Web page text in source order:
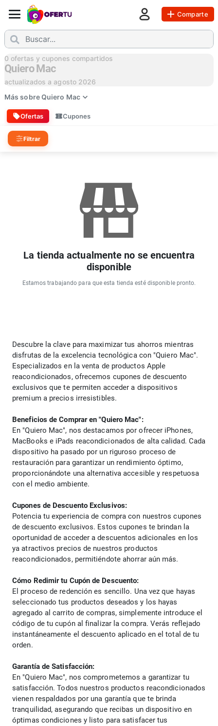
Comparte
0 ofertas y cupones compartidos
Quiero Mac
actualizados a agosto 2026
Más sobreQuiero Mac
Ofertas Cupones
Filtrar
La tienda actualmente no se encuentra
disponible
Estamos trabajando para que esta tienda esté disponible pronto.
Descubre la clave para maximizar tus ahorros mientras
disfrutas de la excelencia tecnológica con "Quiero Mac".
Especializados en la venta de productos Apple
reacondicionados, ofrecemos cupones de descuento
exclusivos que te permiten acceder a dispositivos
premium a precios irresistibles.
Beneficios de Comprar en "Quiero Mac":
En "Quiero Mac", nos destacamos por ofrecer iPhones,
MacBooks e iPads reacondicionados de alta calidad. Cada
dispositivo ha pasado por un riguroso proceso de
restauración para garantizar un rendimiento óptimo,
proporcionándote una alternativa accesible y respetuosa
con el medio ambiente.
Cupones de Descuento Exclusivos:
Potencia tu experiencia de compra con nuestros cupones
de descuento exclusivos. Estos cupones te brindan la
oportunidad de acceder a descuentos adicionales en los
ya atractivos precios de nuestros productos
reacondicionados, permitiéndote ahorrar aún más.
Cómo Redimir tu Cupón de Descuento:
El proceso de redención es sencillo. Una vez que hayas
seleccionado tus productos deseados y los hayas
agregado al carrito de compras, simplemente introduce el
código de tu cupón al finalizar la compra. Verás reflejado
instantáneamente el descuento aplicado en el total de tu
orden.
Garantía de Satisfacción:
En "Quiero Mac", nos comprometemos a garantizar tu
satisfacción. Todos nuestros productos reacondicionados
vienen respaldados por una garantía que te brinda
tranquilidad, asegurando que recibas un dispositivo en
óptimas condiciones y listo para satisfacer tus